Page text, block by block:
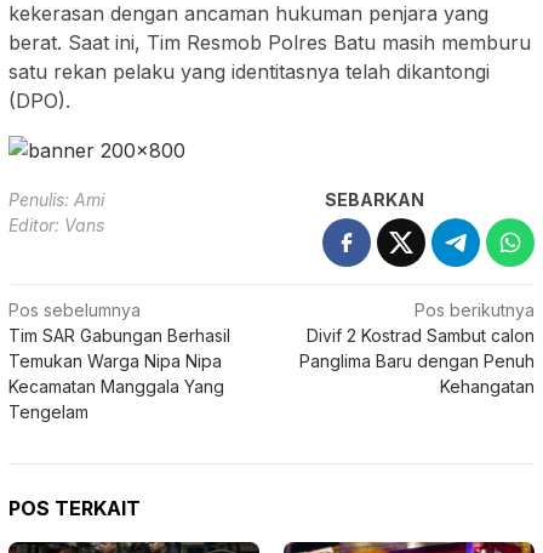
kekerasan dengan ancaman hukuman penjara yang
berat. Saat ini, Tim Resmob Polres Batu masih memburu
satu rekan pelaku yang identitasnya telah dikantongi
(DPO).
Penulis: Ami
Editor: Vans
SEBARKAN
Navigasi
pos
Pos sebelumnya
Tim SAR Gabungan Berhasil
Temukan Warga Nipa Nipa
Kecamatan Manggala Yang
Tengelam
Pos berikutnya
Divif 2 Kostrad Sambut calon
Panglima Baru dengan Penuh
Kehangatan
POS TERKAIT